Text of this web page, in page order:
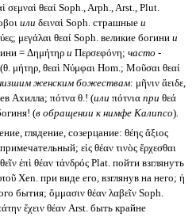
σεμναὶ θεαί Soph., Arph., Arst., Plut.
или δειναὶ Soph. страшные и
μεγάλαι θεαί Soph. великие богини и
= Δημήτηρ и Περσεφόνη; часто -
(θ. μήτηρ, θεαὶ Νύμφαι Hom.; Μοῦσαι θεαί
женским божествам: μῆνιν ἄειδε,
Ахилла; πότνα θ.! (или πότνια при θεά
(в обращении к нимфе Калипсо).
глядение, созерцание: θέης ἄξιος
εἰς θέαν τινὸς ἔρχεσθαι
ἐπὶ θέαν τἀνδρός Plat. пойти взглянуть
Xen. при виде его, взглянув на него; ἡ
бытия; ὄμμασιν θέαν λαβεῖν Soph.
ἔχειν θέαν Arst. быть крайне